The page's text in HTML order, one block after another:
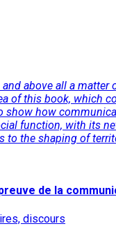
above all a matter
of this book, which
show how
function, with its
to the shaping of
de la
discours